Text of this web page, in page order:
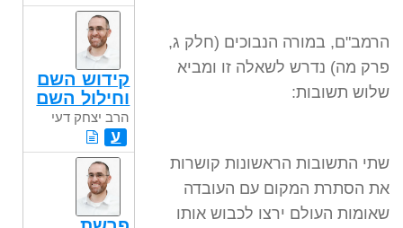
הרמב"ם, במורה הנבוכים (חלק ג,
פרק מה) נדרש לשאלה זו ומביא
שלוש תשובות:
שתי התשובות הראשונות קושרות
את הסתרת המקום עם העובדה
שאומות העולם ירצו לכבוש אותו
קידוש השם
וחילול השם
הרב יצחק דעי
ע